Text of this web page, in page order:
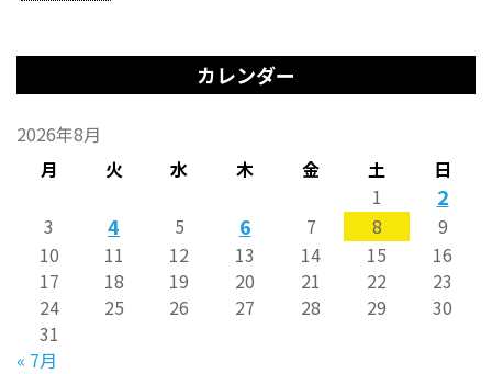
カレンダー
2026年8月
月
火 水 木 金 土 日
« 7月
1 2
3 4 5 6 7 8
9
10
11 12 13 14 15
16
17
18 19 20 21 22
23
24
25 26 27 28 29
30
31